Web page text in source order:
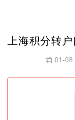
上海积分转
01-08